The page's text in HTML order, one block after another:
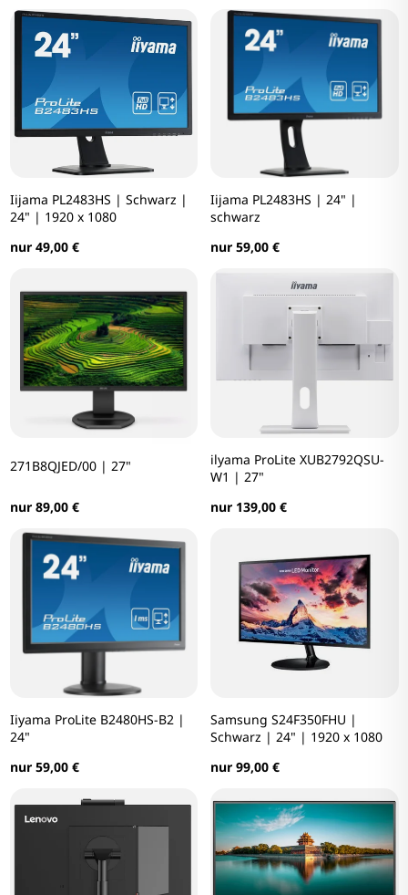
Iijama PL2483HS | Schwarz |
24" | 1920 x 1080
nur 49,00 €
Iijama PL2483HS | 24" |
schwarz
nur 59,00 €
271B8QJED/00 | 27"
nur 89,00 €
ilyama ProLite XUB2792QSU-
W1 | 27"
nur 139,00 €
Iiyama ProLite B2480HS-B2 |
24"
nur 59,00 €
Samsung S24F350FHU |
Schwarz | 24" | 1920 x 1080
nur 99,00 €